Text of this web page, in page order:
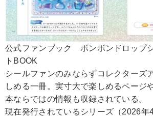
公式ファンブック ボンボンドロップ
トBOOK
シールファンのみならずコレクターズ
しめる一冊。実寸大で楽しめるページ
本ならではの情報も収録されている。
現在発行されているシリーズ（2026年